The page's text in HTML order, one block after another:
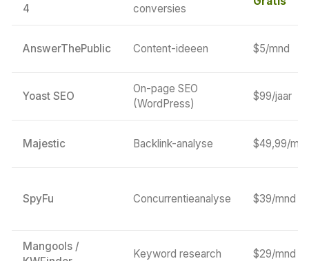
4
conversies
AnswerThePublic Content-ideeen $5/mnd
Yoast SEO
On-page SEO
(WordPress)
$99/jaar
Majestic Backlink-analyse $49,99/
SpyFu Concurrentieanalyse $39/mnd
Mangools /
Keyword research $29/mnd